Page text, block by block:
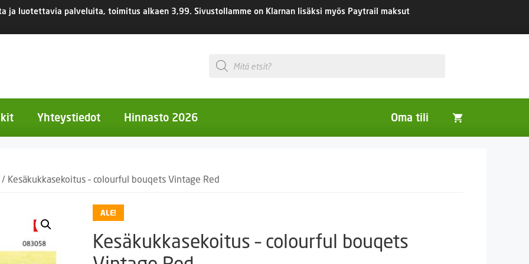
ja luotettavia palveluita, toimitus alkaen 3,99. Sivustollamme on Klarnan lisäksi myös Paytrail maksut
Products
search
Ruukut
Yhteystiedot Hinnasto 2026 Oma tili
/ Kesäkukkasekoitus – colourful bouqets Vintage Red
ALE!
Kesäkukkasekoitus – colourful bouqets